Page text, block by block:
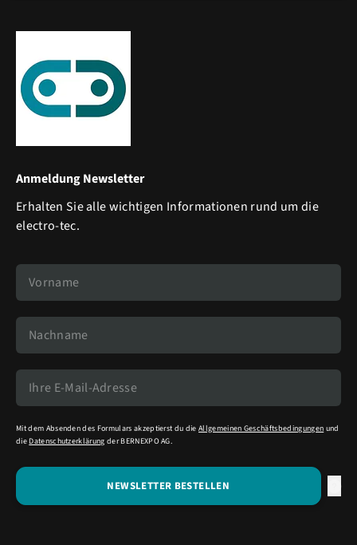
Anmeldung Newsletter
Erhalten Sie alle wichtigen Informationen rund um die
electro-tec.
Mit dem Absenden des Formulars akzeptierst du dieAllgemeinen Geschäftsbedingungen und
die Datenschutzerklärung der BERNEXPO AG.